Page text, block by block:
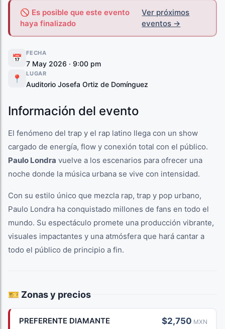
🚫 Es posible que este evento
haya finalizado
Ver próximos
eventos →
📅 FECHA
7 May 2026 · 9:00 pm
📍 LUGAR
Auditorio Josefa Ortiz de Domínguez
Información del evento
El fenómeno del trap y el rap latino llega con un show
cargado de energía, flow y conexión total con el público.
Paulo Londra vuelve a los escenarios para ofrecer una
noche donde la música urbana se vive con intensidad.
Con su estilo único que mezcla rap, trap y pop urbano,
Paulo Londra ha conquistado millones de fans en todo el
mundo. Su espectáculo promete una producción vibrante,
visuales impactantes y una atmósfera que hará cantar a
todo el público de principio a fin.
🎫 Zonas y precios
PREFERENTE DIAMANTE $2,750 MXN